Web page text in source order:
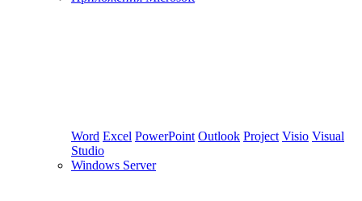
Word Excel PowerPoint Outlook Project Visio Visual
Studio
Windows Server